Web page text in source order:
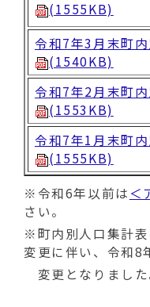
(1555KB)
令和7年3月末町内
(1540KB)
令和7年2月末町内
(1553KB)
令和7年1月末町内
(1555KB)
※令和6年以前は ＜
さい。
※町内別人口集計
変更に伴い、令和8
変更となりました